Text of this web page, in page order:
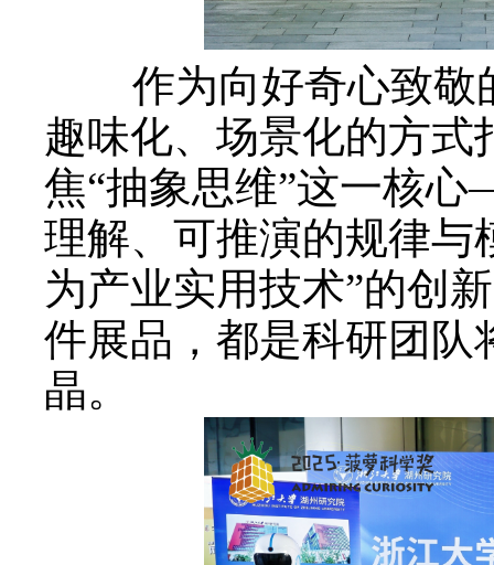
作为向好奇心致敬
趣味化、场景化的方
焦“抽象思维”这一核
理解、可推演的规律与
为产业实用技术”的创
件展品，都是科研团队
晶。